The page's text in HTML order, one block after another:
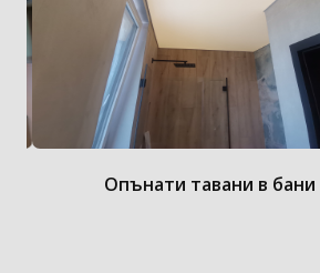
Опънати тавани в бани